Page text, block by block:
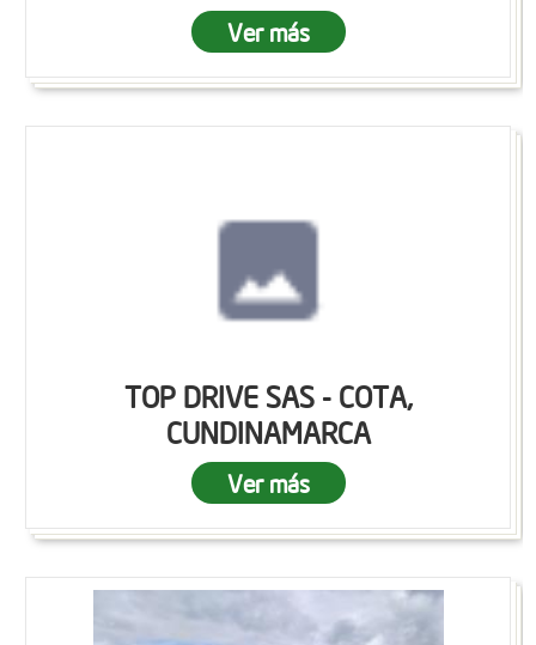
Ver más
TOP DRIVE SAS - COTA,
CUNDINAMARCA
Ver más